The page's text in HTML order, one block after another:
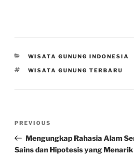
CATEGORIES
WISATA GUNUNG INDONESIA
TAGS
WISATA GUNUNG TERBARU
Previous
Post
PREVIOUS
Mengungkap Rahasia Alam
Sains dan Hipotesis yang Menarik